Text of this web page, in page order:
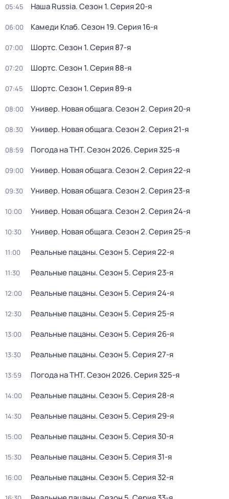
05:45 Наша Russia. Сезон 1. Серия 20-я
06:00 Камеди Клаб. Сезон 19. Серия 16-я
07:00 Шортс. Сезон 1. Серия 87-я
07:20 Шортс. Сезон 1. Серия 88-я
07:45 Шортс. Сезон 1. Серия 89-я
08:00 Универ. Новая общага. Сезон 2. Серия 20-я
08:30 Универ. Новая общага. Сезон 2. Серия 21-я
08:59 Погода на ТНТ. Сезон 2026. Серия 325-я
09:00 Универ. Новая общага. Сезон 2. Серия 22-я
09:30 Универ. Новая общага. Сезон 2. Серия 23-я
10:00 Универ. Новая общага. Сезон 2. Серия 24-я
10:30 Универ. Новая общага. Сезон 2. Серия 25-я
11:00 Реальные пацаны. Сезон 5. Серия 22-я
11:30 Реальные пацаны. Сезон 5. Серия 23-я
12:00 Реальные пацаны. Сезон 5. Серия 24-я
12:30 Реальные пацаны. Сезон 5. Серия 25-я
13:00 Реальные пацаны. Сезон 5. Серия 26-я
13:30 Реальные пацаны. Сезон 5. Серия 27-я
13:59 Погода на ТНТ. Сезон 2026. Серия 325-я
14:00 Реальные пацаны. Сезон 5. Серия 28-я
14:30 Реальные пацаны. Сезон 5. Серия 29-я
15:00 Реальные пацаны. Сезон 5. Серия 30-я
15:30 Реальные пацаны. Сезон 5. Серия 31-я
16:00 Реальные пацаны. Сезон 5. Серия 32-я